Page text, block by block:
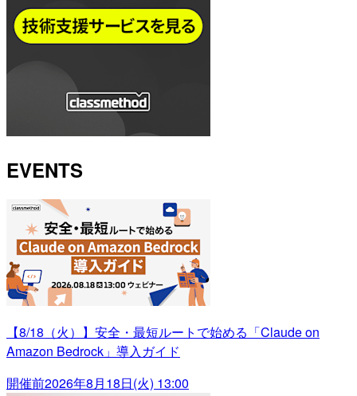
EVENTS
【8/18（火）】安全・最短ルートで始める「Claude on
Amazon Bedrock」導入ガイド
開催前2026年8月18日(火) 13:00